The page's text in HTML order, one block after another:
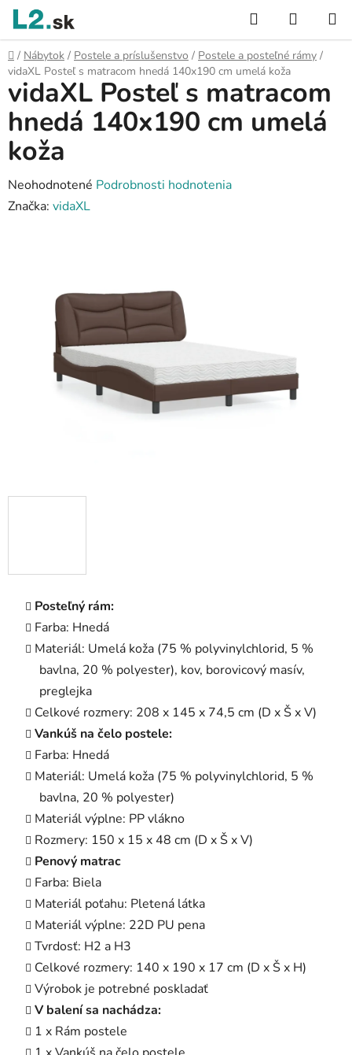
Prejsť
obsah
Hľadať
KOŠÍK
Domov
/ Nábytok / Postele a príslušenstvo / Postele a posteľné rámy /
vidaXL Posteľ s matracom hnedá 140x190 cm umelá koža
Posteľný rám:
Farba: Hnedá
Materiál: Umelá koža (75 % polyvinylchlorid, 5 %
bavlna, 20 % polyester), kov, borovicový masív,
preglejka
Celkové rozmery: 208 x 145 x 74,5 cm (D x Š x V)
Vankúš na čelo postele:
Farba: Hnedá
Materiál: Umelá koža (75 % polyvinylchlorid, 5 %
bavlna, 20 % polyester)
Materiál výplne: PP vlákno
Rozmery: 150 x 15 x 48 cm (D x Š x V)
Penový matrac
Farba: Biela
Materiál poťahu: Pletená látka
Materiál výplne: 22D PU pena
Tvrdosť: H2 a H3
Celkové rozmery: 140 x 190 x 17 cm (D x Š x H)
Výrobok je potrebné poskladať
V balení sa nachádza:
1 x Rám postele
vidaXL Posteľ s matracom
hnedá 140x190 cm umelá
koža
Priemerné
hodnotenie
hviezdičiek.
Neohodnotené Podrobnosti hodnotenia
Značka: vidaXL